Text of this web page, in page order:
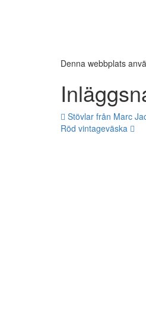
Denna webbplats
Stövlar från Marc
Röd vintageväska